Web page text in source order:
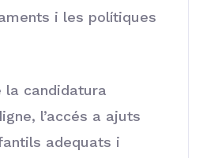
i les polítiques
la candidatura
l’accés a ajuts
adequats i